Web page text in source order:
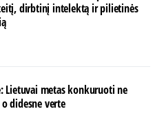
dirbtinį intelektą ir pilietinės
Lietuvai metas konkuruoti ne
didesne verte